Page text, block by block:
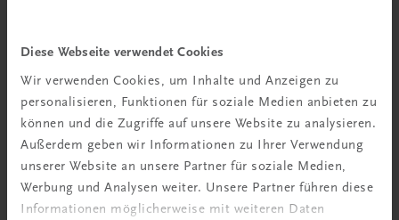
Diese Webseite verwendet Cookies
Wir verwenden Cookies, um Inhalte und Anzeigen zu
personalisieren, Funktionen für soziale Medien anbieten zu
können und die Zugriffe auf unsere Website zu analysieren.
Außerdem geben wir Informationen zu Ihrer Verwendung
unserer Website an unsere Partner für soziale Medien,
Werbung und Analysen weiter. Unsere Partner führen diese
Informationen möglicherweise mit weiteren Daten